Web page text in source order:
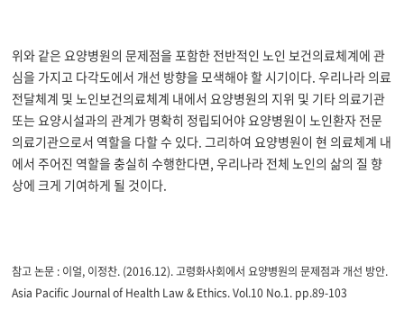
위와 같은 요양병원의 문제점을 포함한 전반적인 노인 보건의료체계에 관
심을 가지고 다각도에서 개선 방향을 모색해야 할 시기이다.우리나라 의료
전달체계 및 노인보건의료체계 내에서 요양병원의 지위 및 기타 의료기관
또는 요양시설과의 관계가 명확히 정립되어야요양병원이 노인환자 전문
의료기관으로서 역할을 다할 수 있다. 그리하여 요양병원이 현 의료체계 내
에서 주어진 역할을 충실히 수행한다면, 우리나라 전체 노인의 삶의 질 향
상에 크게 기여하게 될 것이다.
참고 논문 : 이얼, 이정찬. (2016.12).고령화사회에서 요양병원의 문제점과 개선 방안.
Asia Pacific Journal of Health Law & Ethics. Vol.10 No.1. pp.89-103